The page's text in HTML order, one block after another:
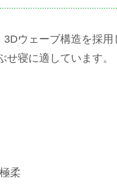
ウェーブ構造を採
せ寝に適しています。
柔